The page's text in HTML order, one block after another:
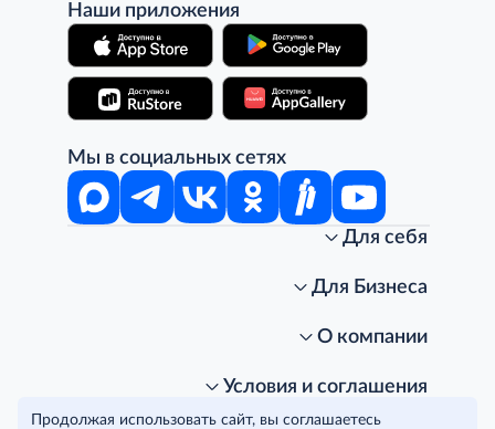
Наши приложения
Мы в социальных сетях
Для себя
Стань клиентом METRO
Подарочные карты. Активация и баланс
Для Бизнеса
Для магазинов
О компании
Условия и соглашения
Политика конфиденциальности
© METRO Cash and Carry Russia, 2026
Продолжая использовать сайт, вы соглашаетесь